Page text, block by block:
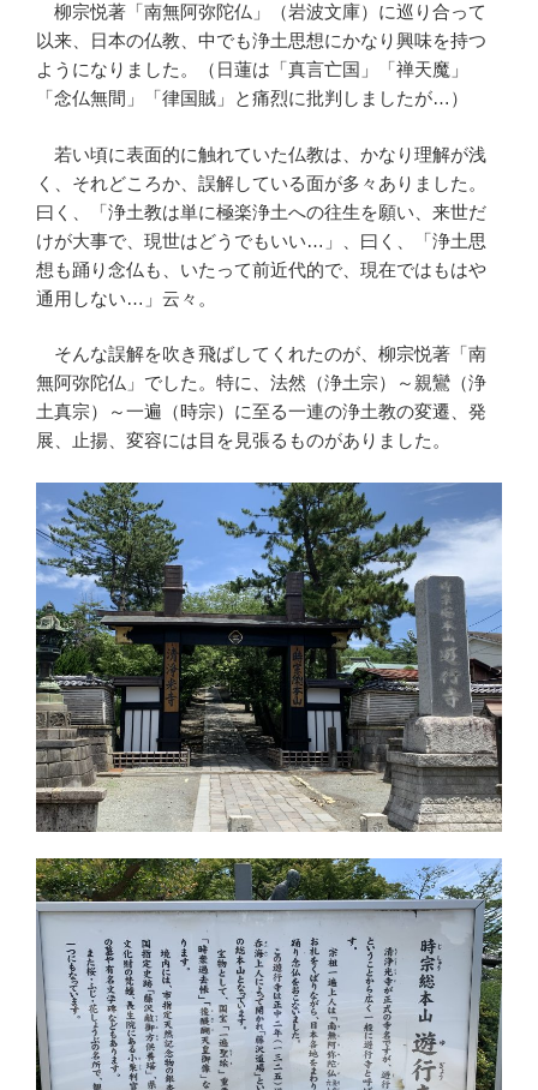
柳宗悦著「南無阿弥陀仏」（岩波文庫）に巡り合って
以来、日本の仏教、中でも浄土思想にかなり興味を持つ
ようになりました。（日蓮は「真言亡国」「禅天魔」
「念仏無間」「律国賊」と痛烈に批判しましたが…）
若い頃に表面的に触れていた仏教は、かなり理解が浅
く、それどころか、誤解している面が多々ありました。
曰く、「浄土教は単に極楽浄土への往生を願い、来世だ
けが大事で、現世はどうでもいい…」、曰く、「浄土思
想も踊り念仏も、いたって前近代的で、現在ではもはや
通用しない…」云々。
そんな誤解を吹き飛ばしてくれたのが、柳宗悦著「南
無阿弥陀仏」でした。特に、法然（浄土宗）～親鸞（浄
土真宗）～一遍（時宗）に至る一連の浄土教の変遷、発
展、止揚、変容には目を見張るものがありました。